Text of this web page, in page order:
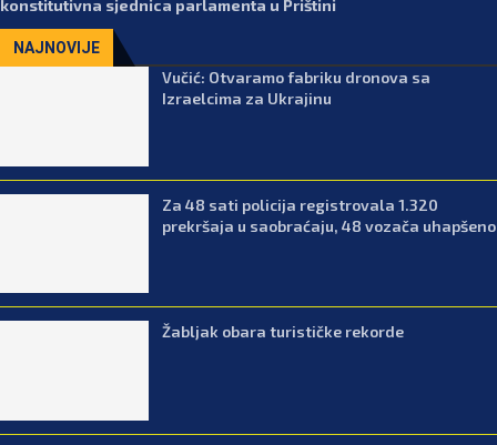
konstitutivna sjednica parlamenta u Prištini
NAJNOVIJE
Vučić: Otvaramo fabriku dronova sa
Izraelcima za Ukrajinu
Za 48 sati policija registrovala 1.320
prekršaja u saobraćaju, 48 vozača uhapšeno
Žabljak obara turističke rekorde